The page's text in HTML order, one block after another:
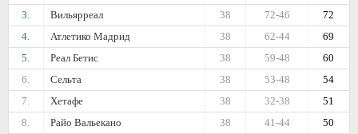
3.
Вильярреал 72
72-46
38
4.
Атлетико Мадрид 69
62-44
38
5.
Реал Бетис 60
59-48
38
6.
Сельта 54
53-48
38
7.
Хетафе 51
32-38
38
8.
Райо Вальекано 50
41-44
38